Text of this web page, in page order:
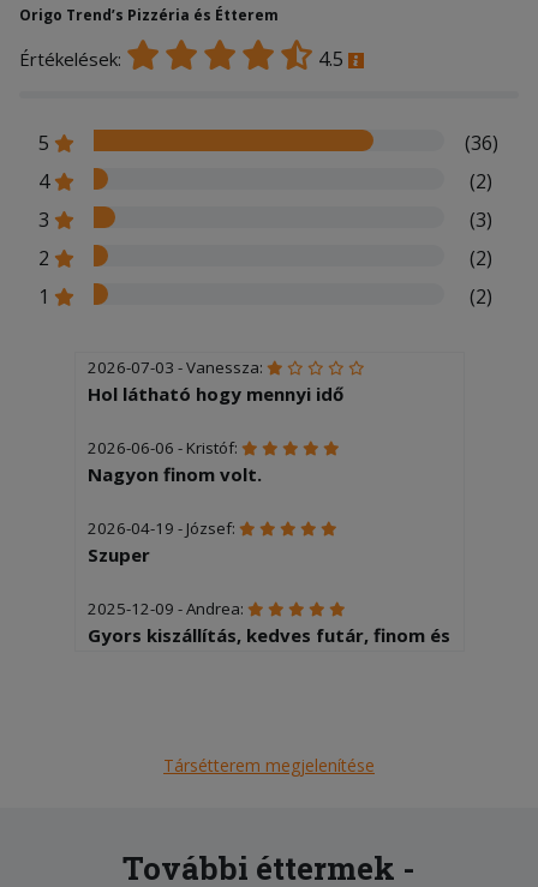
Origo Trend’s Pizzéria és Étterem
Értékelések: 4.5
5
(36)
4
(2)
3
(3)
2
(2)
1
(2)
2026-07-03 - Vanessza:
Hol látható hogy mennyi idő
2026-06-06 - Kristóf:
Nagyon finom volt.
2026-04-19 - József:
Szuper
2025-12-09 - Andrea:
Gyors kiszállítás, kedves futár, finom és
KIcsit lassan érkezett de forró volt és
Most rendeltem először, de nem
Társétterem megjelenítése
További éttermek -